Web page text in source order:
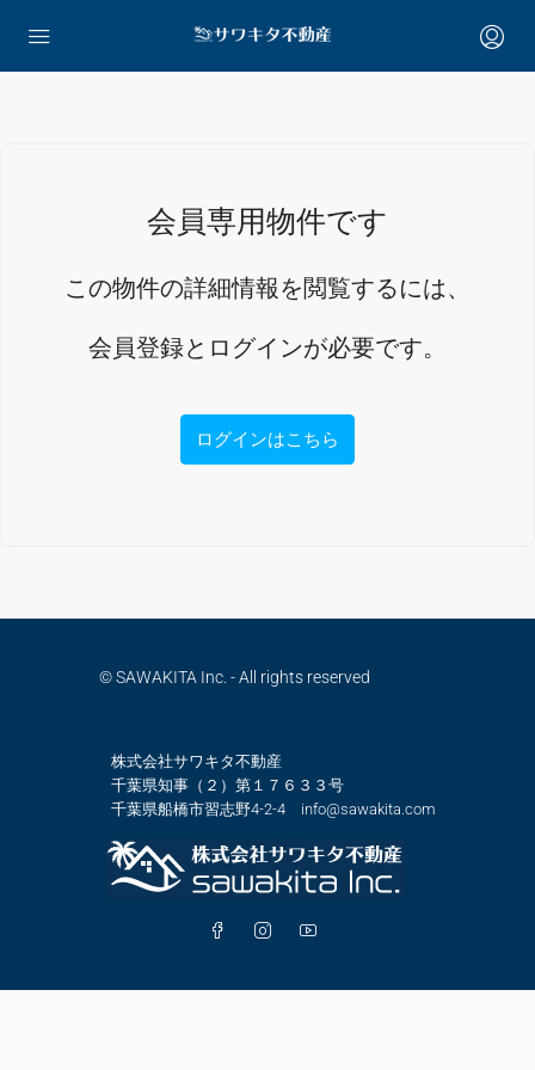
会員専用物件です
この物件の詳細情報を閲覧するには、
会員登録とログインが必要です。
ログインはこちら
© SAWAKITA Inc. - All rights reserved
株式会社サワキタ不動産
千葉県知事（２）第１７６３３号
千葉県船橋市習志野4-2-4 info@sawakita.com